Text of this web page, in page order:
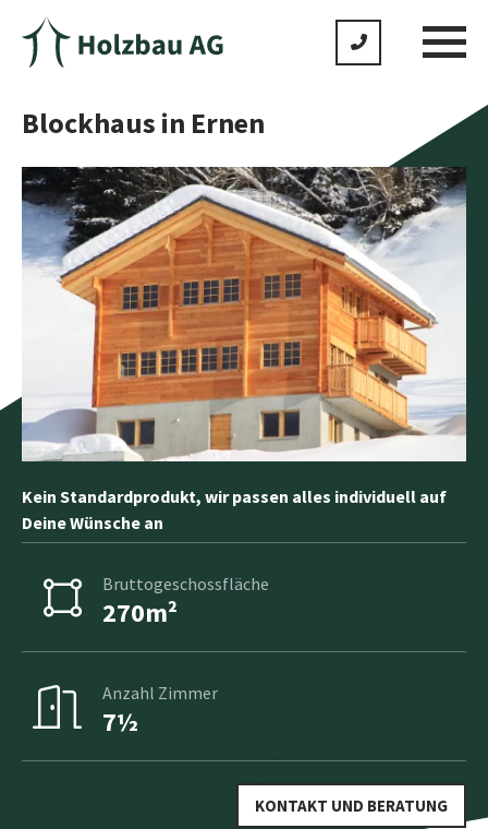
Blockhaus in Ernen
Kein Standardprodukt, wir passen alles individuell auf
Deine Wünsche an
Bruttogeschossfläche
270m²
Anzahl Zimmer
7½
KONTAKT UND BERATUNG